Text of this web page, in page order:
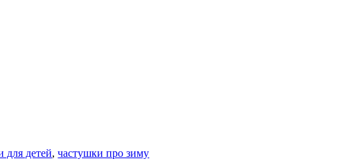
для детей,частушки про зиму